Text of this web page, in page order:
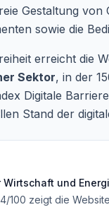
Gestaltung
sowie die
erreicht die
Sektor, in der
Digitale
Stand der
und
/100 zeigt die